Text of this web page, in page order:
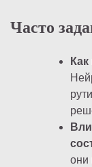
Часто
они